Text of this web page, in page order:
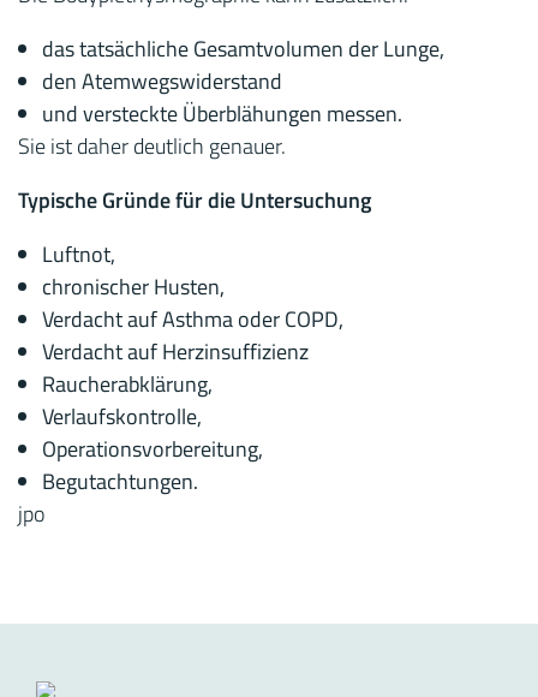
das tatsächliche Gesamtvolumen der Lunge,
den Atemwegswiderstand
und versteckte Überblähungen messen.
Sie ist daher deutlich genauer.
Typische Gründe für die Untersuchung
Luftnot,
chronischer Husten,
Verdacht auf Asthma oder COPD,
Verdacht auf Herzinsuffizienz
Raucherabklärung,
Verlaufskontrolle,
Operationsvorbereitung,
Begutachtungen.
jpo